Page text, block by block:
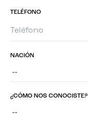
TELÉFONO
NACIÓN
¿CÓMO NOS CONOCISTE?